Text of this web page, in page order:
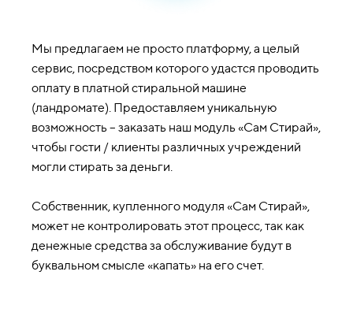
Мы предлагаем не просто платформу, а целый
сервис, посредством которого удастся проводить
оплату в платной стиральной машине
(ландромате). Предоставляем уникальную
возможность – заказать наш модуль «Сам Стирай»,
чтобы гости / клиенты различных учреждений
могли стирать за деньги.
Собственник, купленного модуля «Сам Стирай»,
может не контролировать этот процесс, так как
денежные средства за обслуживание будут в
буквальном смысле «капать» на его счет.